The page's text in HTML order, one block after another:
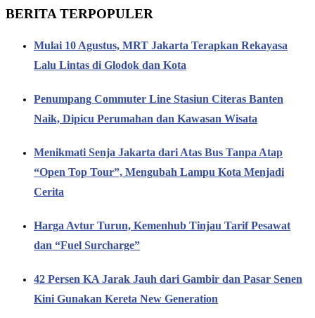
BERITA TERPOPULER
Mulai 10 Agustus, MRT Jakarta Terapkan Rekayasa
Lalu Lintas di Glodok dan Kota
Penumpang Commuter Line Stasiun Citeras Banten
Naik, Dipicu Perumahan dan Kawasan Wisata
Menikmati Senja Jakarta dari Atas Bus Tanpa Atap
“Open Top Tour”, Mengubah Lampu Kota Menjadi
Cerita
Harga Avtur Turun, Kemenhub Tinjau Tarif Pesawat
dan “Fuel Surcharge”
42 Persen KA Jarak Jauh dari Gambir dan Pasar Senen
Kini Gunakan Kereta New Generation